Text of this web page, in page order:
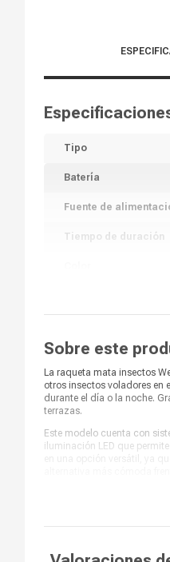
Tipo
Batería
Fuente de
Tiempo de duración
Alto
Sobre este
La raqueta mata insectos
otros insectos voladores en
durante el día o la noche.
terrazas.
Este modelo cuenta con
iluminación LED que
La raqueta mata insectos